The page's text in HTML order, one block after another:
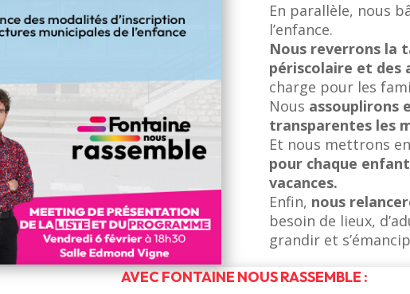
En parallèle, nous
l’enfance.
Nous reverrons la
périscolaire et des
charge pour les
Nous assouplirons
transparentes les
Et nous mettrons
pour chaque
vacances.
Enfin, nous
besoin de lieux,
grandir et
AVEC FONTAINE NOUS RASSEMBLE :